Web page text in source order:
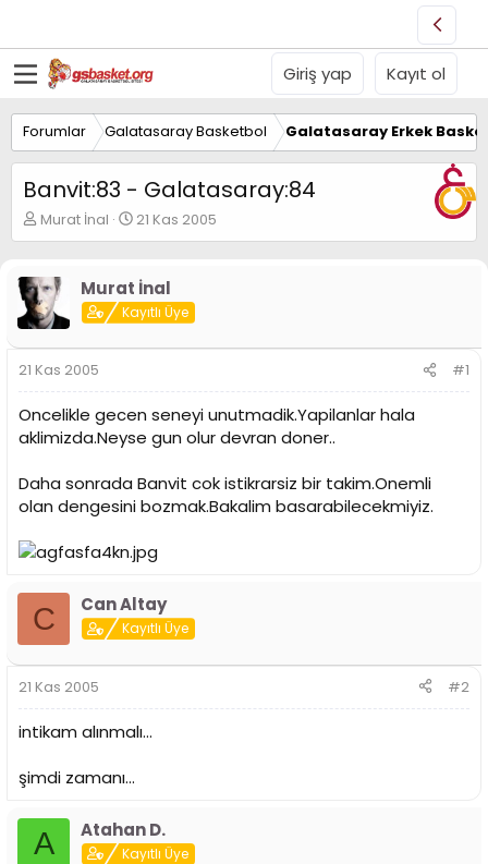
Giriş yap Kayıt ol
Forumlar Galatasaray Basketbol Galatasaray Erkek
Banvit:83 - Galatasaray:84
K
o
u
y
u
B
a
ş
l
a
t
n
Murat İnal
B
a
a
n
ı
t
a
r
h
i
21 Kas 2005
Murat İnal
Kayıtlı Üye
21 Kas 2005 #1
Oncelikle gecen seneyi unutmadik.Yapilanlar hala
aklimizda.Neyse gun olur devran doner..
Daha sonrada Banvit cok istikrarsiz bir takim.Onemli
olan dengesini bozmak.Bakalim basarabilecekmiyiz.
C Can Altay
Kayıtlı Üye
21 Kas 2005 #2
intikam alınmalı...
şimdi zamanı...
A Atahan D.
Kayıtlı Üye